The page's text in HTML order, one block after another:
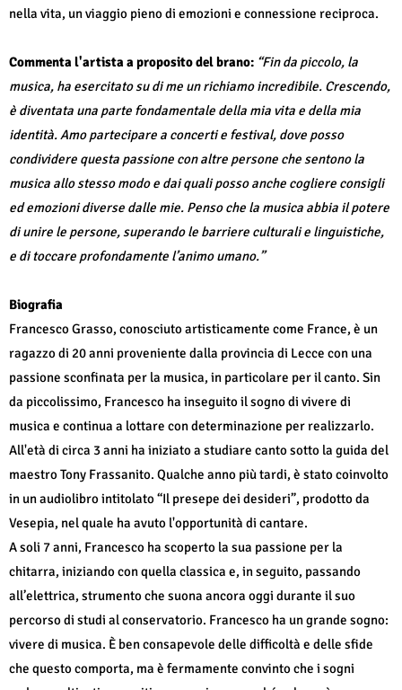
nella vita, un viaggio pieno di emozioni e connessione reciproca.
Commenta l'artista a proposito del brano: “Fin da piccolo, la
musica, ha esercitato su di me un richiamo incredibile. Crescendo,
è diventata una parte fondamentale della mia vita e della mia
identità. Amo partecipare a concerti e festival, dove posso
condividere questa passione con altre persone che sentono la
musica allo stesso modo e dai quali posso anche cogliere consigli
ed emozioni diverse dalle mie. Penso che la musica abbia il potere
di unire le persone, superando le barriere culturali e linguistiche,
e di toccare profondamente l’animo umano.”
Biografia
Francesco Grasso, conosciuto artisticamente come France, è un
ragazzo di 20 anni proveniente dalla provincia di Lecce con una
passione sconfinata per la musica, in particolare per il canto. Sin
da piccolissimo, Francesco ha inseguito il sogno di vivere di
musica e continua a lottare con determinazione per realizzarlo.
All'età di circa 3 anni ha iniziato a studiare canto sotto la guida del
maestro Tony Frassanito. Qualche anno più tardi, è stato coinvolto
in un audiolibro intitolato “Il presepe dei desideri”, prodotto da
Vesepia, nel quale ha avuto l'opportunità di cantare.
A soli 7 anni, Francesco ha scoperto la sua passione per la
chitarra, iniziando con quella classica e, in seguito, passando
all’elettrica, strumento che suona ancora oggi durante il suo
percorso di studi al conservatorio. Francesco ha un grande sogno:
vivere di musica. È ben consapevole delle difficoltà e delle sfide
che questo comporta, ma è fermamente convinto che i sogni